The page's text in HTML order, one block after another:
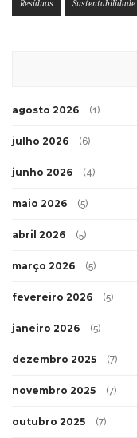
Resíduos Sustentabilidade
agosto 2026 (1)
julho 2026 (6)
junho 2026 (4)
maio 2026 (5)
abril 2026 (5)
março 2026 (5)
fevereiro 2026 (5)
janeiro 2026 (5)
dezembro 2025 (7)
novembro 2025 (7)
outubro 2025 (7)